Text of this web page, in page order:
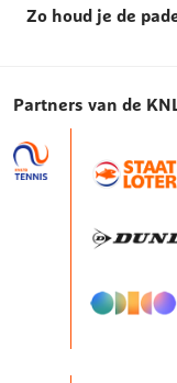
Zo houd je de
Partners van de